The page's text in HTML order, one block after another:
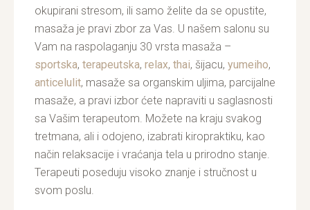
okupirani stresom, ili samo želite da se opustite,
masaža je pravi zbor za Vas. U našem salonu su
Vam na raspolaganju 30 vrsta masaža –
sportska, terapeutska, relax, thai, šijacu, yumeiho,
anticelulit, masaže sa organskim uljima, parcijalne
masaže, a pravi izbor ćete napraviti u saglasnosti
sa Vašim terapeutom. Možete na kraju svakog
tretmana, ali i odojeno, izabrati kiropraktiku, kao
način relaksacije i vraćanja tela u prirodno stanje.
Terapeuti poseduju visoko znanje i stručnost u
svom poslu.